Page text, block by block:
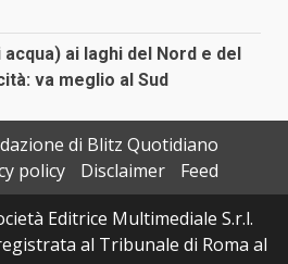
acqua) ai laghi del Nord e del
va meglio al Sud
di Blitz Quotidiano
policy Disclaimer
Feed
Editrice Multimediale S.r.l.
al Tribunale di Roma al